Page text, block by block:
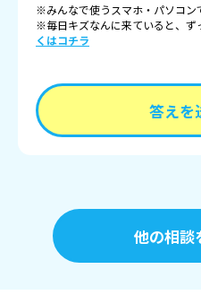
※みんなで使うスマホ・パソコン
※毎日キズなんに来ていると、ず
くはコチラ
答えを
他の相談